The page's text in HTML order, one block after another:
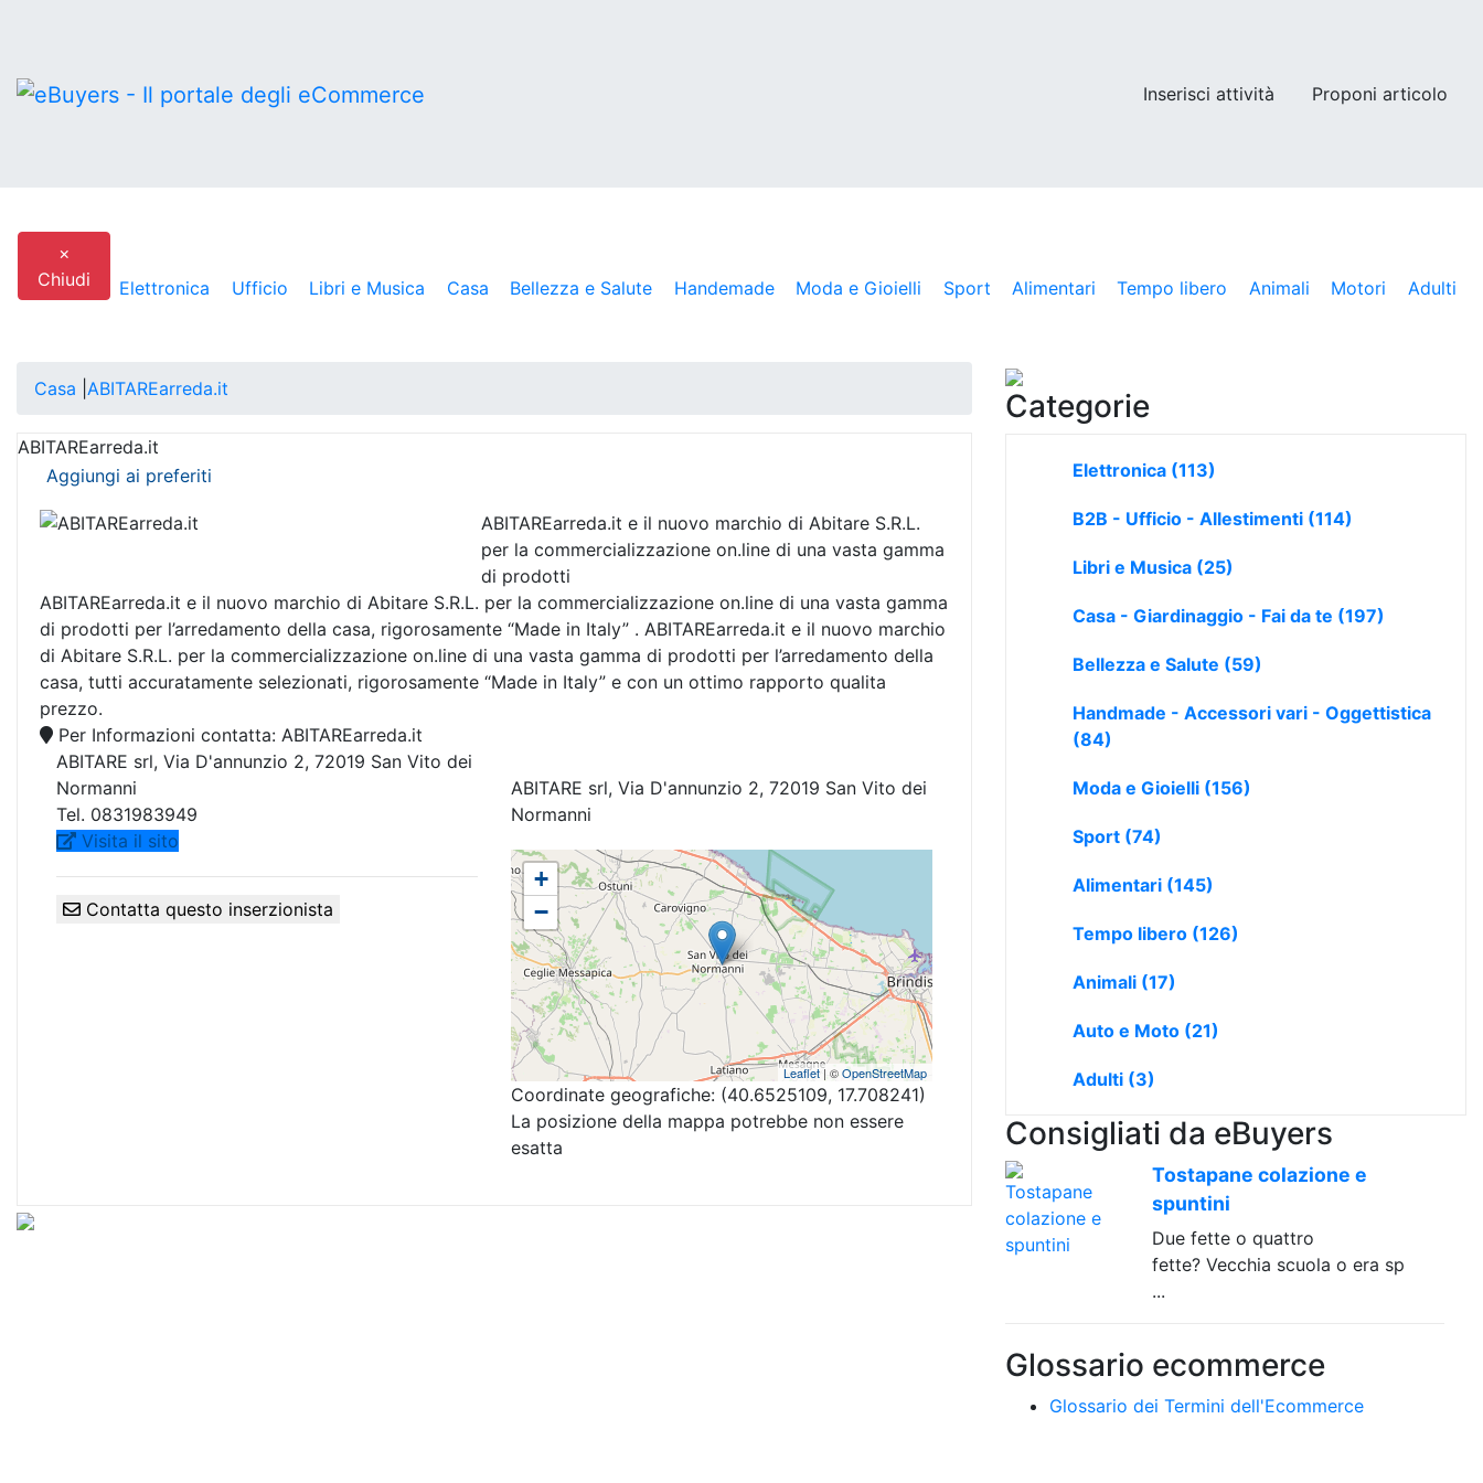
Inserisci attività Proponi articolo
×
Chiudi
Elettronica Ufficio Libri e Musica Casa Bellezza e Salute Handemade Moda e Gioielli Sport Alimentari Tempo libero Animali Motori Adulti
Casa ABITAREarreda.it
ABITAREarreda.it
Aggiungi ai preferiti
ABITAREarreda.it e il nuovo marchio di Abitare S.R.L.
per la commercializzazione on.line di una vasta gamma
di prodotti
ABITAREarreda.it e il nuovo marchio di Abitare S.R.L. per la commercializzazione on.line di una vasta gamma
di prodotti per l’arredamento della casa, rigorosamente “Made in Italy” . ABITAREarreda.it e il nuovo marchio
di Abitare S.R.L. per la commercializzazione on.line di una vasta gamma di prodotti per l’arredamento della
casa, tutti accuratamente selezionati, rigorosamente “Made in Italy” e con un ottimo rapporto qualita
prezzo.
Per Informazioni contatta: ABITAREarreda.it
ABITARE srl, Via D'annunzio 2, 72019 San Vito dei
Normanni
Tel. 0831983949
Visita il sito
Contatta questo inserzionista
ABITARE srl, Via D'annunzio 2, 72019 San Vito dei
Normanni
+
−
Leaflet| ©OpenStreetMap
Coordinate geografiche: (40.6525109, 17.708241)
La posizione della mappa potrebbe non essere
esatta
Categorie
Elettronica (113)
B2B - Ufficio - Allestimenti (114)
Libri e Musica (25)
Casa - Giardinaggio - Fai da te (197)
Bellezza e Salute (59)
Handmade - Accessori vari - Oggettistica
(84)
Moda e Gioielli (156)
Sport (74)
Alimentari (145)
Tempo libero (126)
Animali (17)
Auto e Moto (21)
Adulti (3)
Consigliati da eBuyers
Tostapane colazione e
spuntini
Due fette o quattro
fette? Vecchia scuola o era sp
...
Glossario ecommerce
Glossario dei Termini dell'Ecommerce